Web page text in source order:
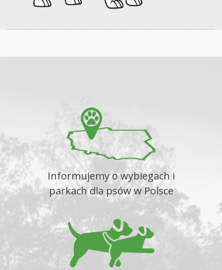
Informujemy o wybiegach i
parkach dla psów w Polsce